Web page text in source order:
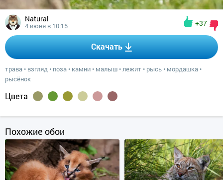
Natural
4 июня в 10:15 +37
Скачать
трава • взгляд • поза • камни • малыш •лежит • рысь • мордашка •
рысёнок
Цвета
Похожие обои